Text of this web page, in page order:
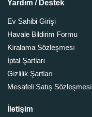
Yardım / Destek
Ev Sahibi Girişi
Havale Bildirim Formu
Kiralama Sözleşmesi
İptal Şartları
Gizlilik Şartları
Mesafeli Satış Sözleşmesi
İletişim